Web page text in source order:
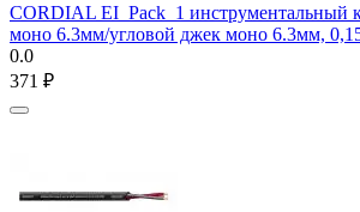
CORDIAL EI_Pack_1 инструментальный
моно 6.3мм/угловой джек моно 6.3мм,
0.0
‍371‍ ₽